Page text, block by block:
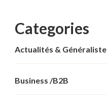
Categories
Actualités & Généraliste
Business /B2B